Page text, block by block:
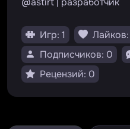
Игр: 1
Подписчиков: 0
Рецензий: 0